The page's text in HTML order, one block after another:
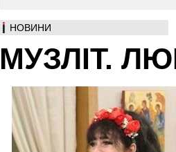
НОВИНИ
МУЗЛІТ.